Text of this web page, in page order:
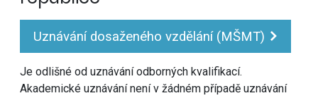
Uznávání dosaženého vzdělání (MŠMT)
Je odlišné od uznávání odborných kvalifikací.
Akademické uznávání není v žádném případě uznávání